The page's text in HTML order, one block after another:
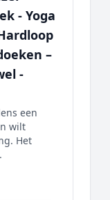
- Yoga
–
-
een
wilt
Het